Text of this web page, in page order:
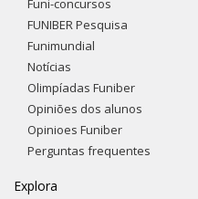
Funi-concursos
FUNIBER Pesquisa
Funimundial
Notícias
Olimpíadas Funiber
Opiniões dos alunos
Opinioes Funiber
Perguntas frequentes
Explora